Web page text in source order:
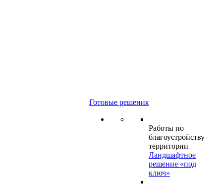
Готовые решения
Работы по
благоустройству
территории
Ландшафтное
решение «под
ключ»